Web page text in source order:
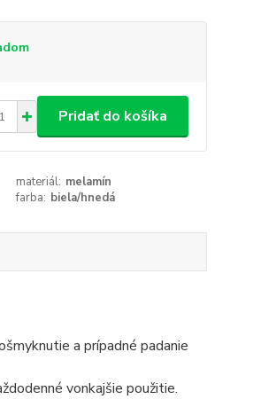
Pridať do košíka
materiál: melamín
farba: biela/hnedá
a prípadné padanie
vonkajšie použitie.